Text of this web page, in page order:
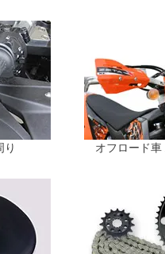
り オフロード車